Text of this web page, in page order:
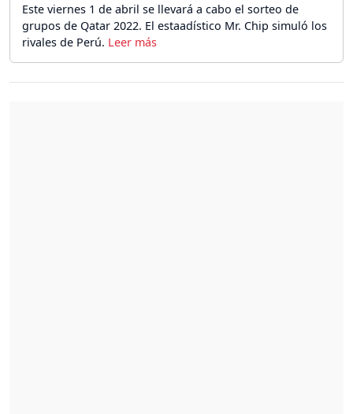
Este viernes 1 de abril se llevará a cabo el sorteo de
grupos de Qatar 2022. El estaadístico Mr. Chip simuló los
rivales de Perú.